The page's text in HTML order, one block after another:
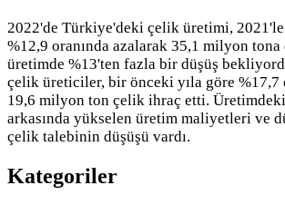
2022'de Türkiye'deki çelik üretimi, 2021'le
%12,9 oranında azalarak 35,1 milyon
üretimde %13'ten fazla bir düşüş
çelik üreticiler, bir önceki yıla göre %17,7
19,6 milyon ton çelik ihraç etti.
arkasında yükselen üretim maliyetleri ve
çelik talebinin düşüşü vardı.
Kategoriler